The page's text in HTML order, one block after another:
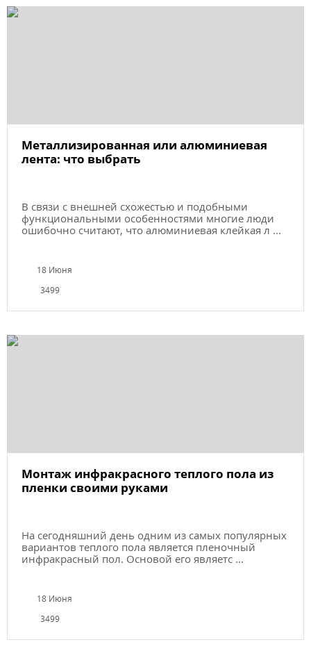
Металлизированная или алюминиевая
лента: что выбрать
В связи с внешней схожестью и подобными
функциональными особенностями многие люди
ошибочно считают, что алюминиевая клейкая л ...
18 Июня
3499
Монтаж инфракрасного теплого пола из
пленки своими руками
На сегодняшний день одним из самых популярных
вариантов теплого пола является пленочный
инфракрасный пол. Основой его являетс ...
18 Июня
3499